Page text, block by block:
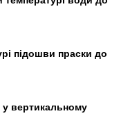
підошви праски до
у вертикальному